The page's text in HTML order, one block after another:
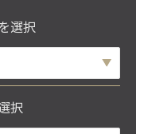
を選択
択